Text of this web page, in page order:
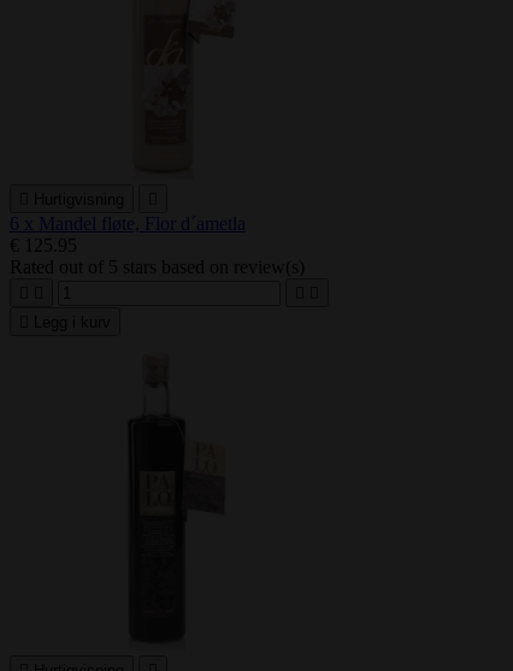
6 x Mandel fløte, Flor d´ametla
€ 125.95
Rated out of 5 stars based on review(s)